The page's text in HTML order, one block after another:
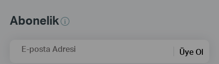
Abonelik
E-posta Adresi Üye Ol